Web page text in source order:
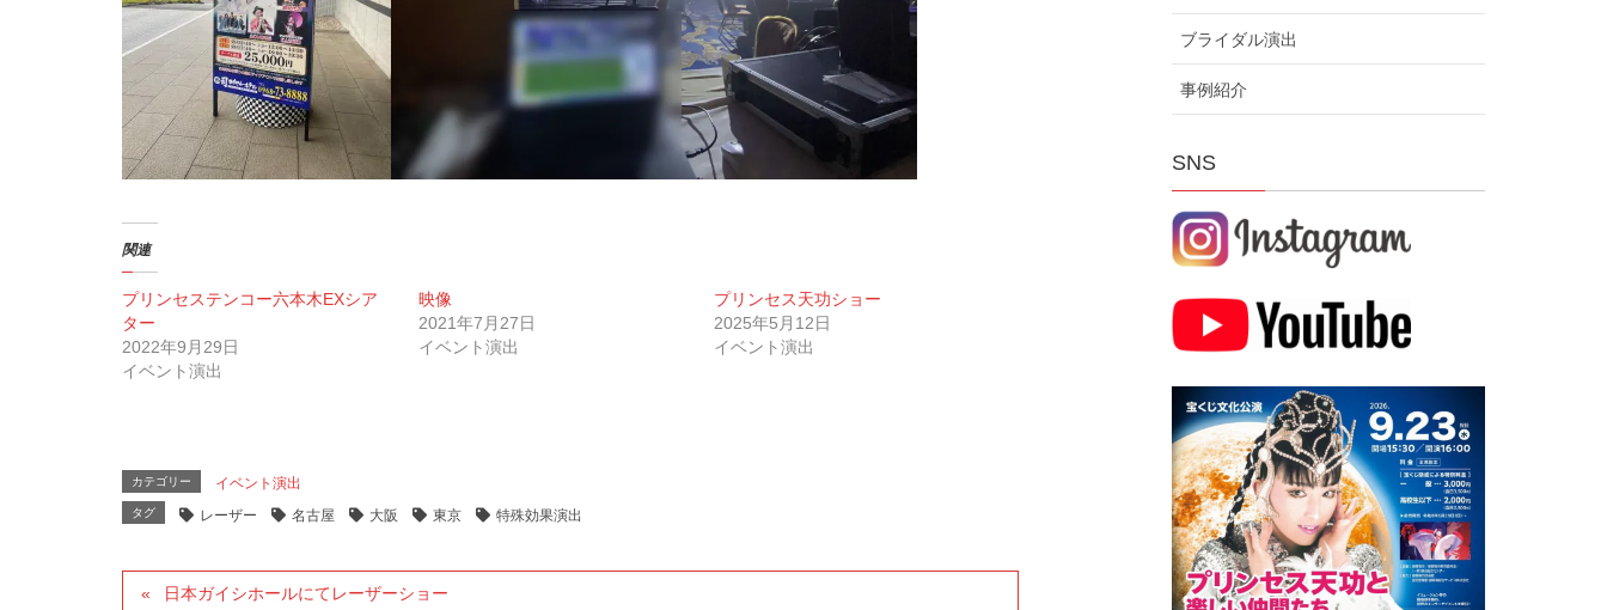
関連
プリンセステンコー六本木EXシア
ター
2022年9月29日
イベント演出
映像
2021年7月27日
イベント演出
プリンセス天功ショー
2025年5月12日
イベント演出
カテゴリー イベント演出
タグ レーザー 名古屋 大阪 東京 特殊効果演出
日本ガイシホールにてレーザーショー
ブライダル演出
事例紹介
SNS